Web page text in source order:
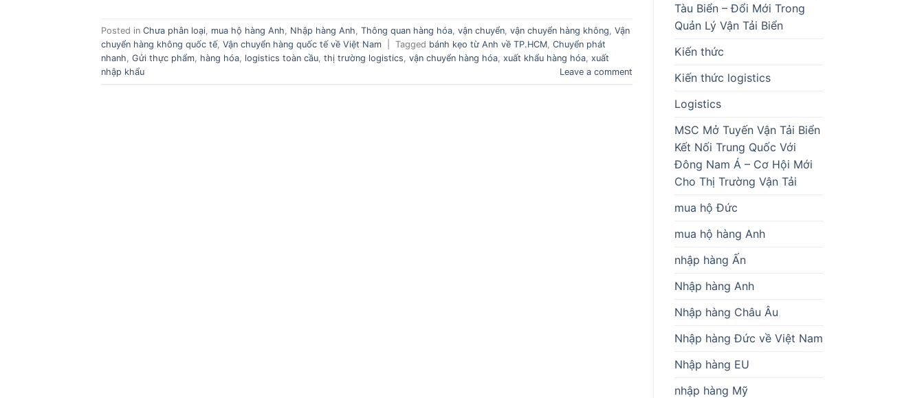
Posted in Chưa phân loại mua hộ hàng Anh Nhập hàng Anh Thông quan hàng hóa vận chuyển vận chuyển hàng không Vận
chuyển hàng không quốc tế, Vận chuyển hàng quốc tế về Việt Nam Tagged bánh kẹo từ Anh về TP.HCM Chuyển phát
nhanh Gửi thực phẩm hàng hóa logistics toàn cầu thị trường logistics vận chuyển hàng hóa xuất khẩu hàng hóa xuất
nhập khẩu
Leave a comment
Tàu Biển – Đổi Mới Trong
Quản Lý Vận Tải Biển
Kiến thức
Kiến thức logistics
Logistics
MSC Mở Tuyến Vận Tải Biển
Kết Nối Trung Quốc Với
Đông Nam Á – Cơ Hội Mới
Cho Thị Trường Vận Tải
mua hộ Đức
mua hộ hàng Anh
nhập hàng Ấn
Nhập hàng Anh
Nhập hàng Châu Âu
Nhập hàng Đức về Việt Nam
Nhập hàng EU
nhập hàng Mỹ